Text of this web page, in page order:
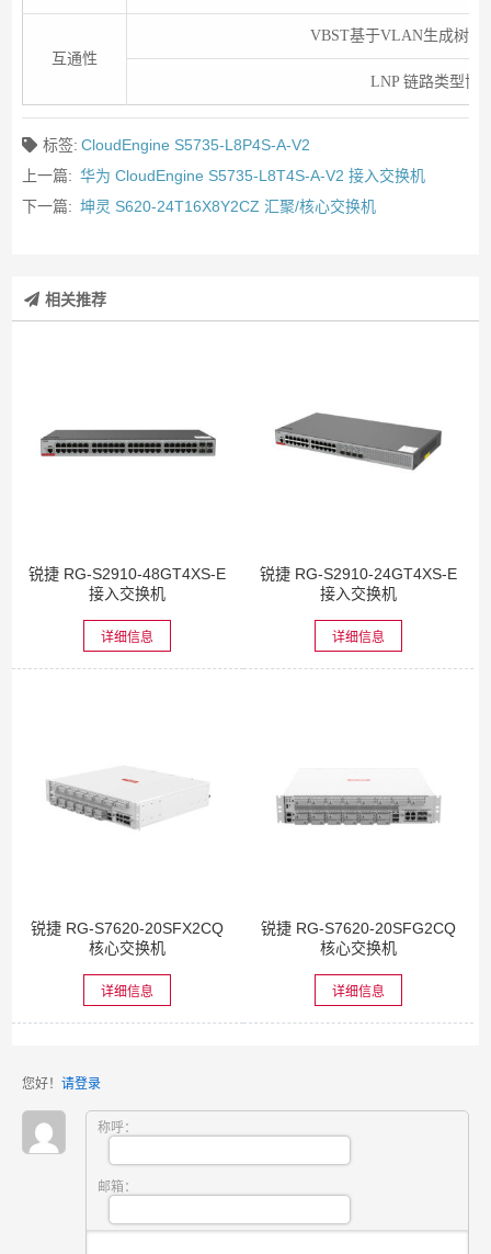
互通性
VBST基于VLAN生成树协
LNP 链路类型协
标签: CloudEngine S5735-L8P4S-A-V2
上一篇: 华为 CloudEngine S5735-L8T4S-A-V2 接入交换机
下一篇: 坤灵 S620-24T16X8Y2CZ 汇聚/核心交换机
相关推荐
锐捷 RG-S2910-48GT4XS-E
接入交换机
详细信息
锐捷 RG-S2910-24GT4XS-E
接入交换机
详细信息
锐捷 RG-S7620-20SFX2CQ
核心交换机
详细信息
锐捷 RG-S7620-20SFG2CQ
核心交换机
详细信息
您好！ 请登录
称呼：
邮箱：